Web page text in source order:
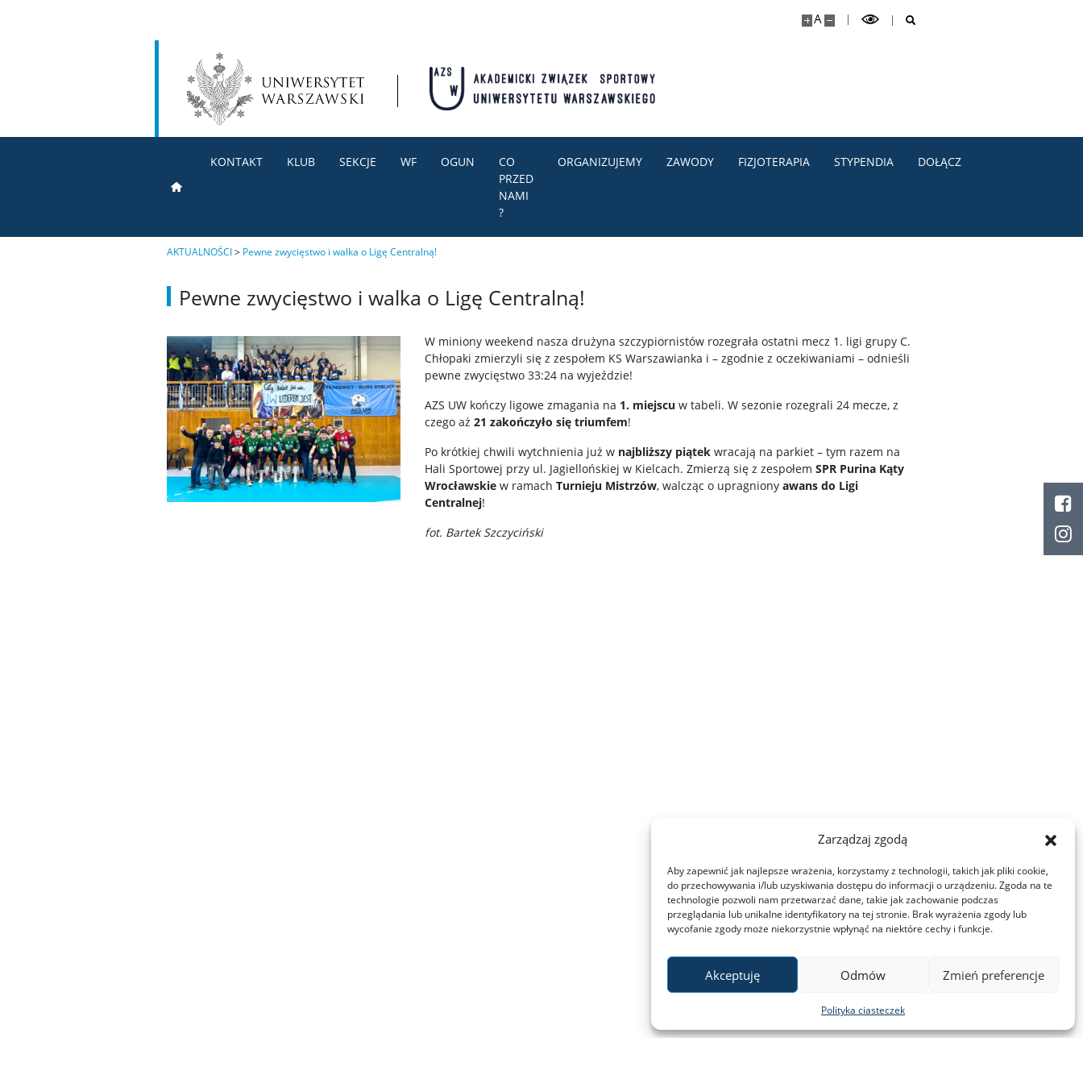
Zarządzaj zgodą
Aby zapewnić jak najlepsze wrażenia, korzystamy z technologii, takich jak pliki cookie,
do przechowywania i/lub uzyskiwania dostępu do informacji o urządzeniu. Zgoda na te
technologie pozwoli nam przetwarzać dane, takie jak zachowanie podczas
przeglądania lub unikalne identyfikatory na tej stronie. Brak wyrażenia zgody lub
wycofanie zgody może niekorzystnie wpłynąć na niektóre cechy i funkcje.
Akceptuję Odmów Zmień preferencje
Polityka ciasteczek
A
KONTAKT KLUB SEKCJE WF OGUN
CO
PRZED
NAMI
?
ORGANIZUJEMY ZAWODY FIZJOTERAPIA STYPENDIA DOŁĄCZ
AKTUALNOŚCI> Pewne zwycięstwo i walka o Ligę Centralną!
Pewne zwycięstwo i walka o Ligę Centralną!
W miniony weekend nasza drużyna szczypiornistów rozegrała ostatni mecz 1. ligi grupy C.
Chłopaki zmierzyli się z zespołem KS Warszawianka i – zgodnie z oczekiwaniami – odnieśli
pewne zwycięstwo 33:24 na wyjeździe!
AZS UW kończy ligowe zmagania na 1. miejscuw tabeli. W sezonie rozegrali 24 mecze, z
czego aż 21 zakończyło się triumfem!
Po krótkiej chwili wytchnienia już w najbliższy piątekwracają na parkiet – tym razem na
Hali Sportowej przy ul. Jagiellońskiej w Kielcach. Zmierzą się z zespołem SPR Purina Kąty
Wrocławskiew ramach Turnieju Mistrzów, walcząc o upragniony awans do Ligi
Centralnej!
fot. Bartek Szczyciński